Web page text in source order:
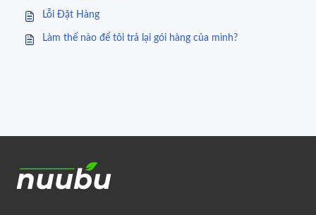
Lỗi Đặt Hàng
Làm thế nào để tôi trả lại gói hàng của mình?